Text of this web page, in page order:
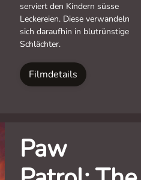
serviert den Kindern süsse
Leckereien. Diese verwandeln
sich daraufhin in blutrünstige
Schlächter.
Filmdetails
Paw